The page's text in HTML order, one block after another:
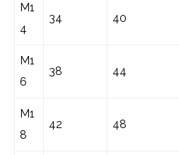
M1
4
34 40
M1
6
38 44
M1
8
42 48